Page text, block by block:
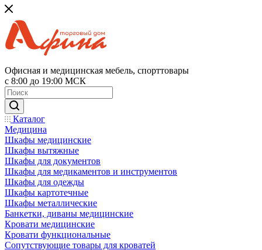
Офисная и медицинская мебель, спорттовары
с 8:00 до 19:00 МСК
Каталог
Медицина
Шкафы медицинские
Шкафы вытяжные
Шкафы для документов
Шкафы для медикаментов и инструментов
Шкафы для одежды
Шкафы картотечные
Шкафы металлические
Банкетки, диваны медицинские
Кровати медицинские
Кровати функциональные
Сопутствующие товары для кроватей